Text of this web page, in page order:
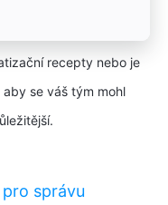
recepty nebo je
se váš tým mohl
správu